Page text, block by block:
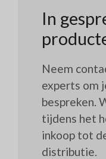
In
Neem
experts om
bespreken.
tijdens het
inkoop tot
distributie.